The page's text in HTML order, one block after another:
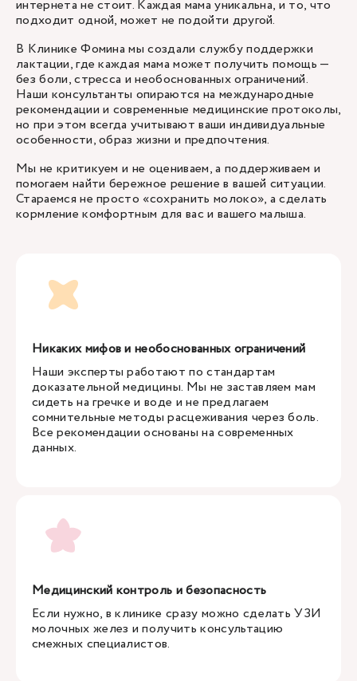
интернета не стоит. Каждая мама уникальна, и то, что
подходит одной, может не подойти другой.
В Клинике Фомина мы создали службу поддержки
лактации, где каждая мама может получить помощь —
без боли, стресса и необоснованных ограничений.
Наши консультанты опираются на международные
рекомендации и современные медицинские протоколы,
но при этом всегда учитывают ваши индивидуальные
особенности, образ жизни и предпочтения.
Мы не критикуем и не оцениваем, а поддерживаем и
помогаем найти бережное решение в вашей ситуации.
Стараемся не просто «сохранить молоко», а сделать
кормление комфортным для вас и вашего малыша.
Никаких мифов и необоснованных ограничений
Наши эксперты работают по стандартам
доказательной медицины. Мы не заставляем мам
сидеть на гречке и воде и не предлагаем
сомнительные методы расцеживания через боль.
Все рекомендации основаны на современных
данных.
Медицинский контроль и безопасность
Если нужно, в клинике сразу можно сделать УЗИ
молочных желез и получить консультацию
смежных специалистов.